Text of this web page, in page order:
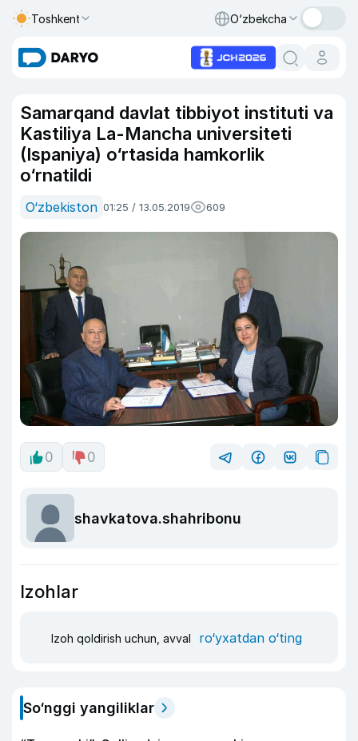
Toshkent O‘zbekcha
Samarqand davlat tibbiyot instituti va
Kastiliya La-Mancha universiteti
(Ispaniya) o‘rtasida hamkorlik
o‘rnatildi
O‘zbekiston 01:25 / 13.05.2019 609
0 0
shavkatova.shahribonu
Izohlar
Izoh qoldirish uchun, avval ro‘yxatdan o‘ting
So‘nggi yangiliklar